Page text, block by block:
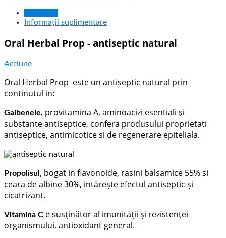
Informații suplimentare
Oral Herbal Prop - antiseptic natural
Actiune
Oral Herbal Prop este un antiseptic natural prin
continutul in:
Galbenele, provitamina A, aminoacizi esentiali şi
substante antiseptice, confera produsului proprietati
antiseptice, antimicotice si de regenerare epiteliala.
Propolisul, bogat in flavonoide, rasini balsamice 55% si
ceara de albine 30%, intăreşte efectul antiseptic şi
cicatrizant.
Vitamina C e susţinător al imunităţii şi rezistenţei
organismului, antioxidant general.